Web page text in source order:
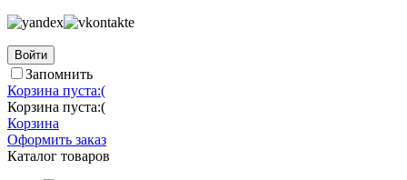
Войти
Запомнить
Корзина пуста:(
Корзина пуста:(
Корзина
Оформить заказ
Каталог товаров